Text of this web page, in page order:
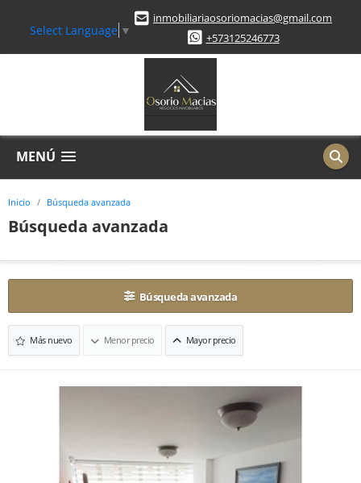
Select Language ▼
inmobiliariaosoriomacias@gmail.com
+573125246773
MENÚ
Inicio Búsqueda avanzada
Búsqueda avanzada
Búsqueda avanzada
Más nuevo Menor precio Mayor precio